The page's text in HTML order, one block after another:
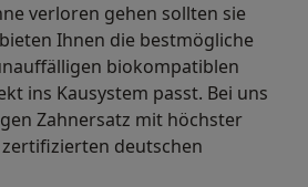
verloren gehen sollten sie
Ihnen die bestmögliche
biokompatiblen
ins Kausystem passt. Bei uns
Zahnersatz mit höchster
deutschen